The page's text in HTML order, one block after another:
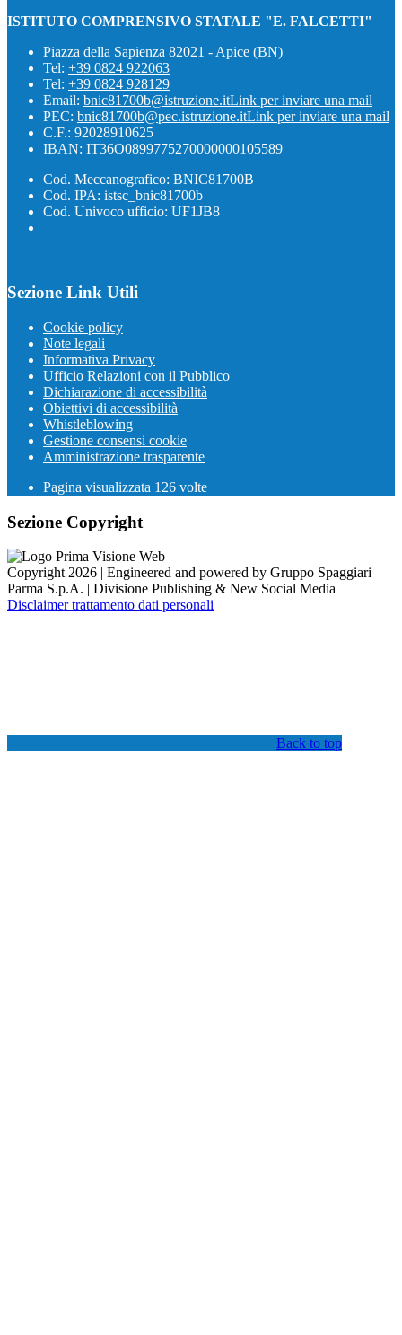
ISTITUTO COMPRENSIVO STATALE "E. FALCETTI"
Piazza della Sapienza 82021 - Apice (BN)
Tel: +39 0824 922063
Tel: +39 0824 928129
Email: bnic81700b@istruzione.itLink per inviare una mail
PEC: bnic81700b@pec.istruzione.itLink per inviare una mail
C.F.: 92028910625
IBAN: IT36O0899775270000000105589
Cod. Meccanografico: BNIC81700B
Cod. IPA: istsc_bnic81700b
Cod. Univoco ufficio: UF1JB8
Sezione Link Utili
Cookie policy
Note legali
Informativa Privacy
Ufficio Relazioni con il Pubblico
Dichiarazione di accessibilità
Obiettivi di accessibilità
Whistleblowing
Gestione consensi cookie
Amministrazione trasparente
Pagina visualizzata 126 volte
Sezione Copyright
Copyright 2026 | Engineered and powered by Gruppo Spaggiari
Parma S.p.A. | Divisione Publishing & New Social Media
Disclaimer trattamento dati personali
Back to top